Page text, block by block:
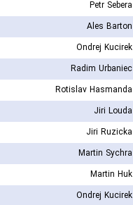
Petr Sebera
Ales Barton
Ondrej Kucirek
Radim Urbaniec
Rotislav Hasmanda
Jiri Louda
Jiri Ruzicka
Martin Sychra
Martin Huk
Ondrej Kucirek